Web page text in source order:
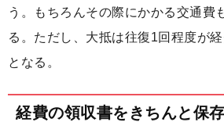
う。もちろんその際にかかる交通費
る。ただし、大抵は往復1回程度が
となる。
経費の領収書をきちんと保